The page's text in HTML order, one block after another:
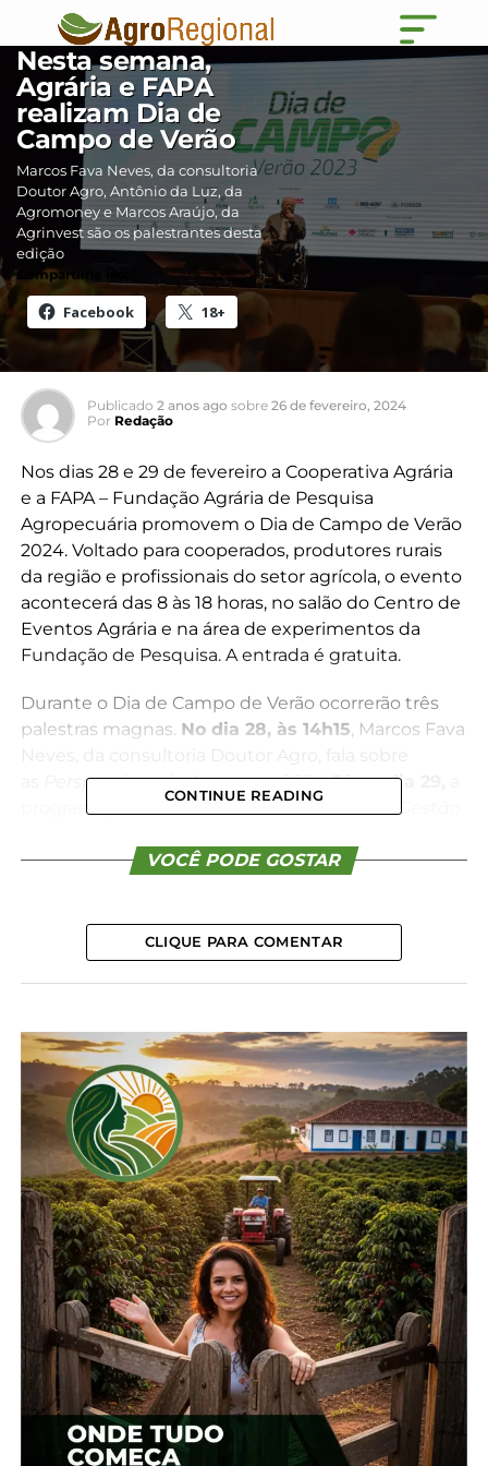
NEGÓCIOS
Nesta semana,
Agrária e FAPA
realizam Dia de
Campo de Verão
Marcos Fava Neves, da consultoria
Doutor Agro, Antônio da Luz, da
Agromoney e Marcos Araújo, da
Agrinvest são os palestrantes desta
edição
Compartilhe isso:
Facebook 18+
Publicado 2 anos ago sobre 26 de fevereiro, 2024
Por Redação
Nos dias 28 e 29 de fevereiro a Cooperativa Agrária
e a FAPA – Fundação Agrária de Pesquisa
Agropecuária promovem o Dia de Campo de Verão
2024. Voltado para cooperados, produtores rurais
da região e profissionais do setor agrícola, o evento
acontecerá das 8 às 18 horas, no salão do Centro de
Eventos Agrária e na área de experimentos da
Fundação de Pesquisa. A entrada é gratuita.
Durante o Dia de Campo de Verão ocorrerão três
palestras magnas. No dia 28, às 14h15, Marcos Fava
Perspectivas do Agro para 2024.Já no dia 29,
programação da tarde inicia com a palestra
Gestão
decisório da sua fazenda, com Antônio da Luz, da
“A atual safra está sendo desafiadora, por isso é
importante que os nossos cooperados, e os
produtores rurais em geral, tenham uma boa
propriedades”, afirma André Spitzner,
Superintendente Agrícola e Social da Cooperativa.
Para o encerramento do evento, a organização
convidou Marcos Araújo, da Agrinvest, que
abordará asTendências do Mercado de Grãos.
CONTINUE READING
VOCÊ PODE GOSTAR
CLIQUE PARA COMENTAR